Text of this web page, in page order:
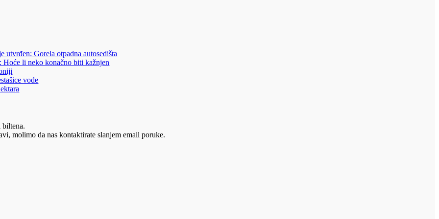
Gorela otpadna autosedišta
Hoće li neko konačno biti kažnjen
vode
biltena.
molimo da nas kontaktirate slanjem email poruke.